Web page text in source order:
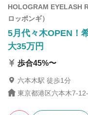
詳細条件
HOLOGRAM EYELASH
ロッポンギ）
5月代々木OPEN！
大35万円
歩合45%〜
六本木駅 徒歩1分
東京都港区六本木7-